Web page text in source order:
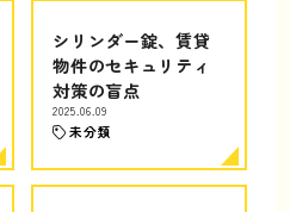
シリンダー錠、賃貸
物件のセキュリティ
対策の盲点
2025.06.09
未分類